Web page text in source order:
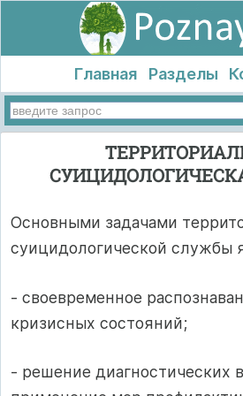
Главная Разделы
Основными задачами
суицидологической службы
- своевременное
кризисных состояний;
- решение диагностических